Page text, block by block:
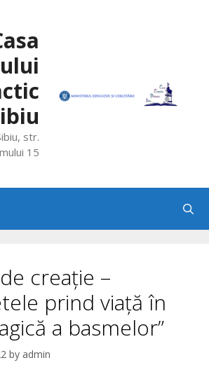
str.
15
creație –
prind viață în
a basmelor”
by admin